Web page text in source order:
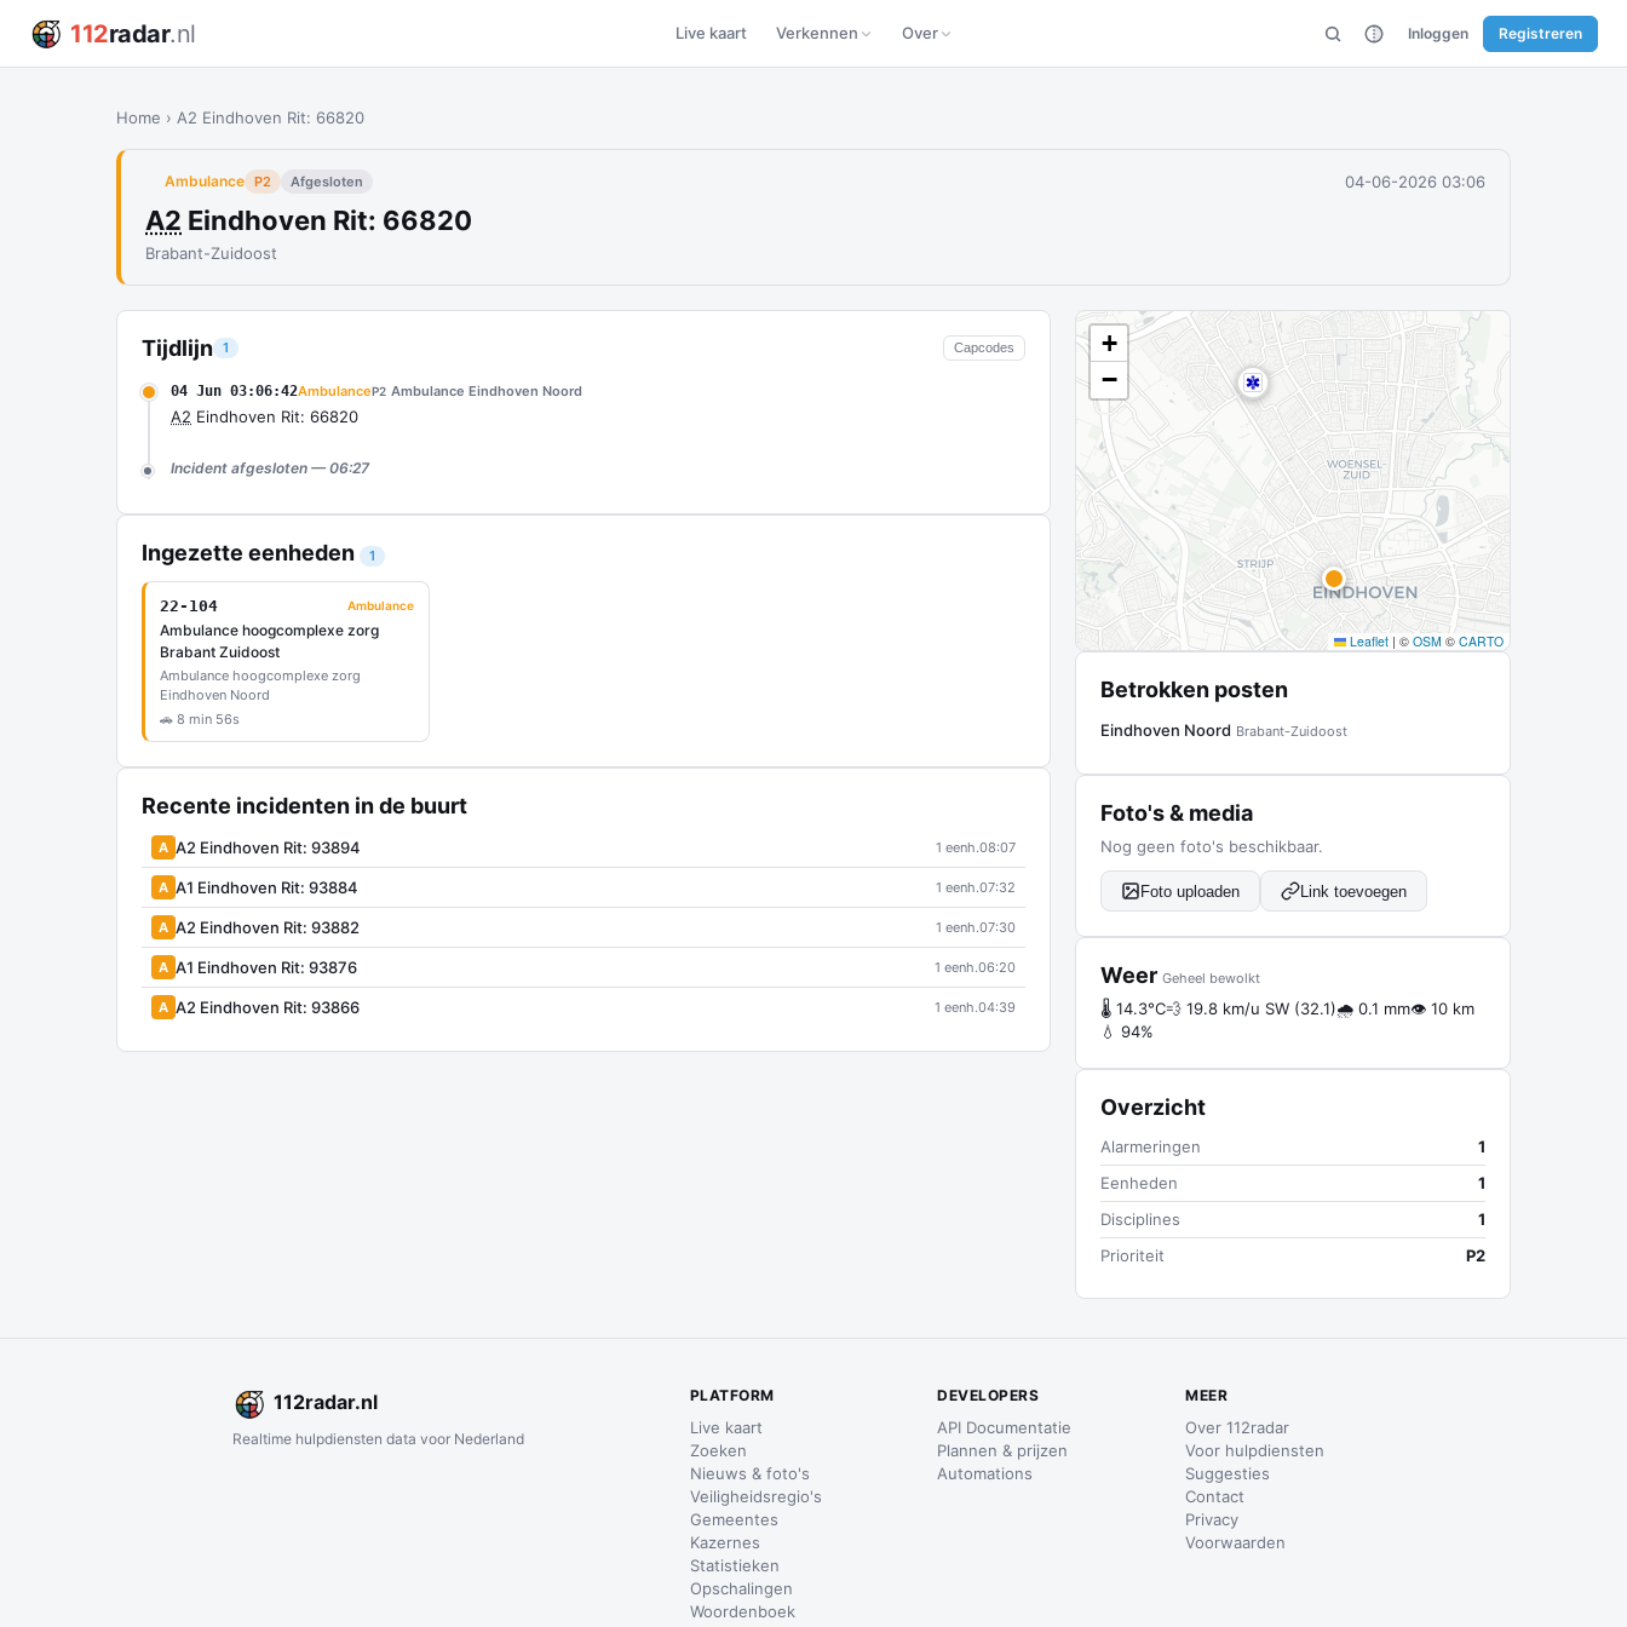
112radar.nl Live kaart Verkennen Over Inloggen Registreren
Home › A2 Eindhoven Rit: 66820
Ambulance P2 Afgesloten 04-06-2026 03:06
A2 Eindhoven Rit: 66820
Brabant-Zuidoost
Tijdlijn 1 Capcodes
04 Jun 03:06:42AmbulanceP2 Ambulance Eindhoven Noord
A2 Eindhoven Rit: 66820
Incident afgesloten — 06:27
Ingezette eenheden 1
22-104 Ambulance
Ambulance hoogcomplexe zorg
Brabant Zuidoost
Ambulance hoogcomplexe zorg
Eindhoven Noord
🚗 8 min 56s
Recente incidenten in de buurt
A A2 Eindhoven Rit: 93894 1 eenh.08:07
A A1 Eindhoven Rit: 93884 1 eenh.07:32
A A2 Eindhoven Rit: 93882 1 eenh.07:30
A A1 Eindhoven Rit: 93876 1 eenh.06:20
A A2 Eindhoven Rit: 93866 1 eenh.04:39
+
−
Leaflet | © OSM © CARTO
Betrokken posten
Eindhoven Noord Brabant-Zuidoost
Foto's & media
Nog geen foto's beschikbaar.
Foto uploaden Link toevoegen
Weer Geheel bewolkt
🌡 14.3°C💨 19.8 km/u SW (32.1)🌧 0.1 mm👁 10 km
💧 94%
Overzicht
Alarmeringen
1
Eenheden
1
Disciplines
1
Prioriteit
P2
112radar.nl
Realtime hulpdiensten data voor Nederland
PLATFORM
Live kaart
Zoeken
Nieuws & foto's
Veiligheidsregio's
Gemeentes
Kazernes
Statistieken
Opschalingen
Woordenboek
DEVELOPERS
API Documentatie
Plannen & prijzen
Automations
MEER
Over 112radar
Voor hulpdiensten
Suggesties
Contact
Privacy
Voorwaarden